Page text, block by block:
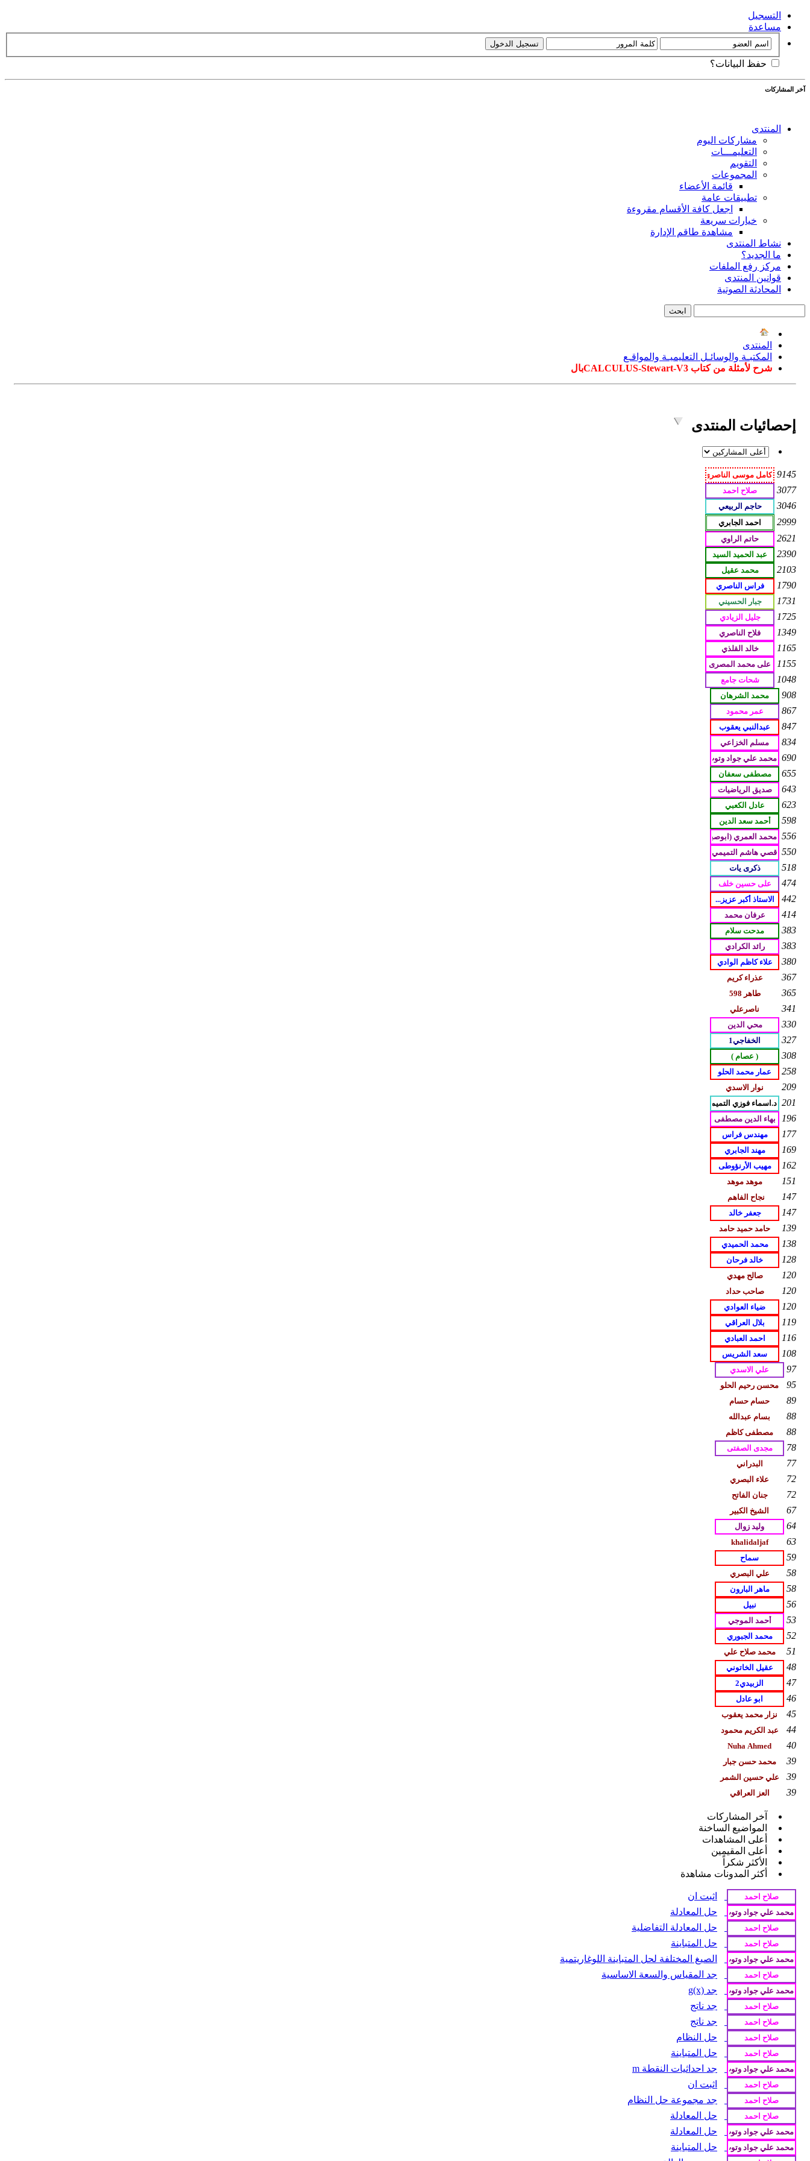
التسجيل
مساعدة
حفظ البيانات؟
آخر المشاركات
المنتدى
مشاركات اليوم
التعليمـــات
التقويم
المجموعات
قائمة الأعضاء
تطبيقات عامة
اجعل كافة الأقسام مقروءة
خيارات سريعة
مشاهدة طاقم الإدارة
نشاط المنتدى
ما الجديد؟
مركز رفع الملفات
قوانين المنتدى
المحادثة الصوتية
المنتدى
المكتبـة والوسائـل التعليميـة والمواقـع
شرح لأمثلة من كتاب CALCULUS-Stewart-V3بال
إحصائيات المنتدى
9145
3077
3046
2999
2621
2390
2103
1790
1731
1725
1349
1165
1155
1048
908
867
847
834
690
655
643
623
598
556
550
518
474
442
414
383
383
380
367
365
341
330
327
308
258
209
201
196
177
169
162
151
147
147
139
138
128
120
120
120
119
116
108
97
95
89
88
88
78
77
72
72
67
64
63
59
58
58
56
53
52
51
48
47
46
45
44
40
39
39
39
آخر المشاركات
المواضيع الساخنة
أعلى المشاهدات
أعلى المقيمين
الأكثر شكراً
أكثر المدونات مشاهدة
اثبت ان
حل المعادلة
حل المعادلة التفاضلية
حل المتباينة
الصيغ المختلفة لحل المتباينة اللوغاريتمية
جد المقياس والسعة الاساسية
جد g(x)
جد ناتج
جد ناتج
حل النظام
حل المتباينة
جد احداثيات النقطة m
اثبت ان
جد مجموعة حل النظام
حل المعادلة
حل المعادلة
حل المتباينة